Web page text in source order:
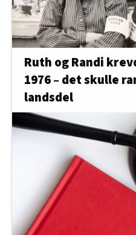
Ruth og Randi
1976 – det skulle
landsdel